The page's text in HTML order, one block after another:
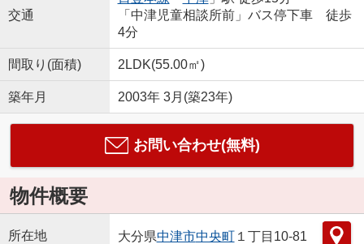
交通
「中津児童相談所前」バス停下車 徒歩
4分
間取り(面積) 2LDK(55.00㎡)
築年月 2003年 3月(築23年)
お問い合わせ(無料)
物件概要
所在地 大分県中津市中央町１丁目10-81